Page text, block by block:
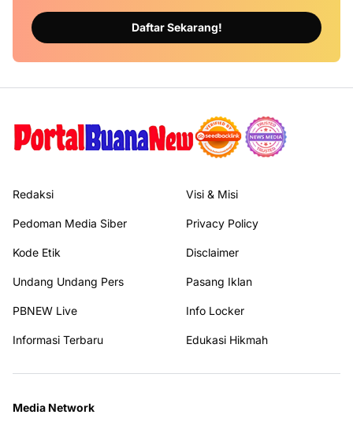
Daftar Sekarang!
Redaksi Visi & Misi
Pedoman Media Siber Privacy Policy
Kode Etik Disclaimer
Undang Undang Pers Pasang Iklan
PBNEW Live Info Locker
Informasi Terbaru Edukasi Hikmah
Media Network